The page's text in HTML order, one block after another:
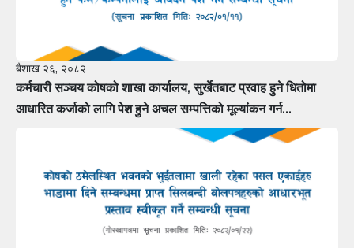
बैशाख २६, २०८२
कर्मचारी सञ्चय कोषको शाखा कार्यालय, सुर्खेतबाट प्रवाह हुने धितोमा
आधारित कर्जाको लागि पेश हुने अचल सम्पत्तिको मूल्यांकन गर्न
मूल्यांकनकर्तामा सूचीकरण हुन फर्म÷कम्पनीलाई आवेदन पेश गर्ने सम्बन्धी